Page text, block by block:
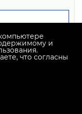
= 7,53450 HRK
и
что согласны